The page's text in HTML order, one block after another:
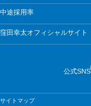
中途採用率
窪田幸太オフィシャルサイト
公式SNS
サイトマップ